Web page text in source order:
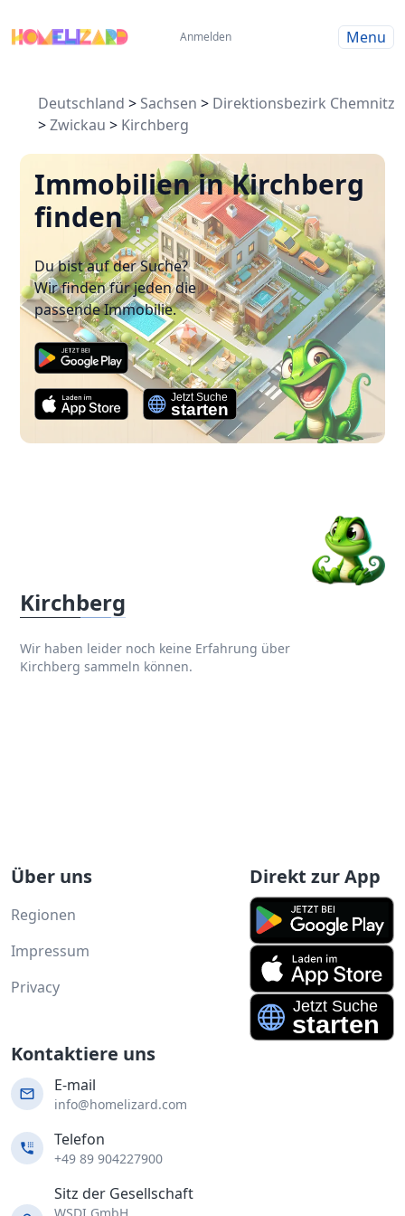
Anmelden Menu
Deutschland > Sachsen > Direktionsbezirk Chemnitz
>Zwickau > Kirchberg
Immobilien in Kirchberg
finden
Du bist auf der Suche?
Wir finden für jeden die
passende Immobilie.
Kirchberg
Wir haben leider noch keine Erfahrung über
Kirchberg sammeln können.
Über uns
Regionen
Impressum
Privacy
Direkt zur App
Kontaktiere uns
E-mail
info@homelizard.com
Telefon
+49 89 904227900
Sitz der Gesellschaft